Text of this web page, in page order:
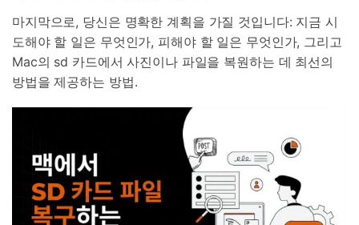
마지막으로, 당신은 명확한 계획을 가질 것입니다: 지금 시
도해야 할 일은 무엇인가, 피해야 할 일은 무엇인가, 그리고
Mac의 sd 카드에서 사진이나 파일을 복원하는 데 최선의
방법을 제공하는 방법.